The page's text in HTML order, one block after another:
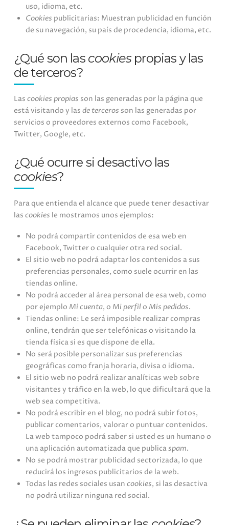
uso, idioma, etc.
Cookies publicitarias: Muestran publicidad en función
de su navegación, su país de procedencia, idioma, etc.
¿Qué son las cookiespropias y las
de terceros?
Las cookies propias son las generadas por la página que
está visitando y las de terceros son las generadas por
servicios o proveedores externos como Facebook,
Twitter, Google, etc.
¿Qué ocurre si desactivo las
cookies?
Para que entienda el alcance que puede tener desactivar
las cookies le mostramos unos ejemplos:
No podrá compartir contenidos de esa web en
Facebook, Twitter o cualquier otra red social.
El sitio web no podrá adaptar los contenidos a sus
preferencias personales, como suele ocurrir en las
tiendas online.
No podrá acceder al área personal de esa web, como
por ejemplo Mi cuenta, o Mi perfilo Mis pedidos.
Tiendas online: Le será imposible realizar compras
online, tendrán que ser telefónicas o visitando la
tienda física si es que dispone de ella.
No será posible personalizar sus preferencias
geográficas como franja horaria, divisa o idioma.
El sitio web no podrá realizar analíticas web sobre
visitantes y tráfico en la web, lo que dificultará que la
web sea competitiva.
No podrá escribir en el blog, no podrá subir fotos,
publicar comentarios, valorar o puntuar contenidos.
La web tampoco podrá saber si usted es un humano o
una aplicación automatizada que publicaspam.
No se podrá mostrar publicidad sectorizada, lo que
reducirá los ingresos publicitarios de la web.
Todas las redes sociales usancookies, si las desactiva
no podrá utilizar ninguna red social.